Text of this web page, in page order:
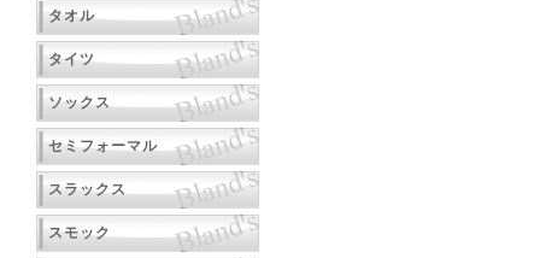
タオル
タイツ
ソックス
セミフォーマル
スラックス
スモック